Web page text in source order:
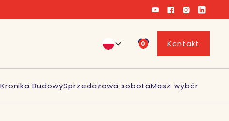
0 Kontakt
Kronika BudowySprzedażowa sobotaMasz wybór